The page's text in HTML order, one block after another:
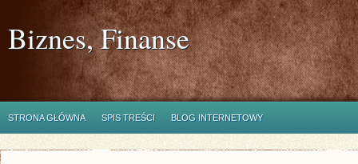
Biznes, Finanse
STRONA GŁÓWNA SPIS TREŚCI BLOG INTERNETOWY